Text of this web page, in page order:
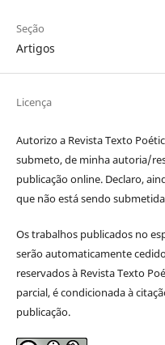
Seção
Artigos
Licença
Autorizo a Revista Texto
submeto, de minha autoria/
publicação online. Declaro,
que não está sendo
Os trabalhos publicados no
serão automaticamente
reservados à Revista Texto
parcial, é condicionada à
publicação.